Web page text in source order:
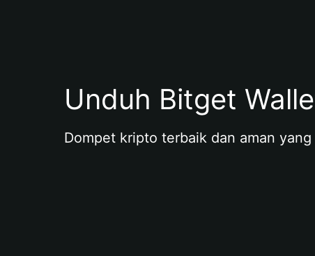
Unduh Bitget
Dompet kripto terbaik dan aman